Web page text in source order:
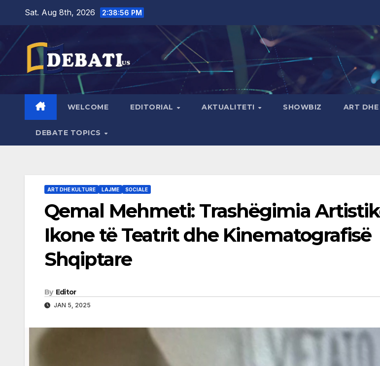
content
Sat. Aug 8th, 2026 2:38:57 PM
WELCOME EDITORIAL AKTUALITETI SHOWBIZ ART
DEBATE TOPICS
ART DHE KULTURE LAJME SOCIALE
Qemal Mehmeti: Trashëgimia
Ikone të Teatrit dhe Kinematografisë
Shqiptare
By Editor
JAN 5, 2025